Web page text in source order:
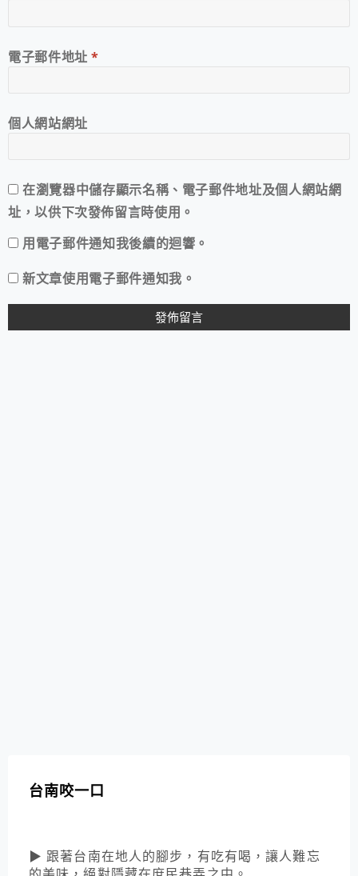
電子郵件地址*
個人網站網址
在瀏覽器中儲存顯示名稱、電子郵件地址及個人網站網
址，以供下次發佈留言時使用。
用電子郵件通知我後續的迴響。
新文章使用電子郵件通知我。
台南咬一口
▶ 跟著台南在地人的腳步，有吃有喝，讓人難忘